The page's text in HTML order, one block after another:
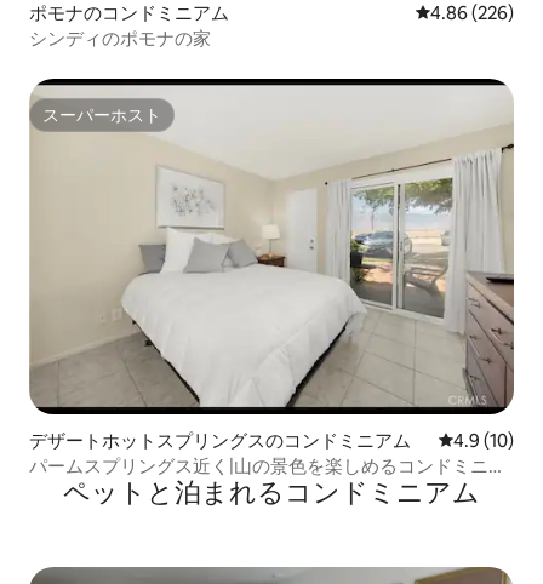
ポモナのコンドミニアム レビュー226
4.86 (226)
シンディのポモナの家
スーパーホスト
スーパーホスト
デザートホットスプリングスのコンドミニアム レビュー10
4.9 (10)
パームスプリングス近く|山の景色を楽しめるコンドミニア
ペットと泊まれるコンドミニアム